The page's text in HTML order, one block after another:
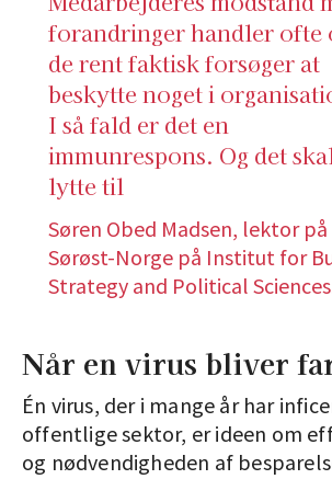
forandringer handler ofte
de rent faktisk forsøger at
beskytte noget i
I så fald er det en
immunrespons. Og det
lytte til
Søren Obed Madsen, lektor
Sørøst-Norge på Institut for
Strategy and Political
Når en virus bliver
Én virus, der i mange år har
offentlige sektor, er ideen om
og nødvendigheden af